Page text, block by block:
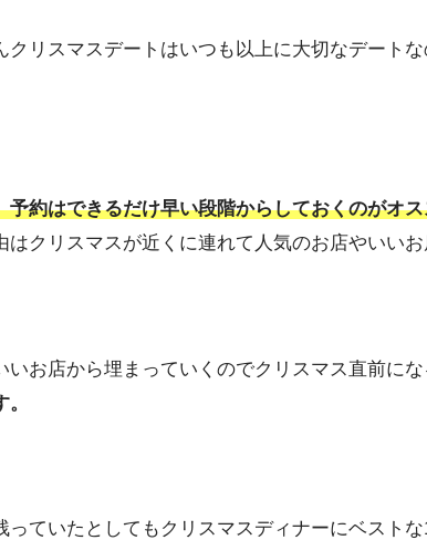
クリスマスデートはいつも以上に大切なデート
予約はできるだけ早い段階からしておくのがオ
はクリスマスが近くに連れて人気のお店やいいお
いお店から埋まっていくのでクリスマス直前にな
っていたとしてもクリスマスディナーにベスト